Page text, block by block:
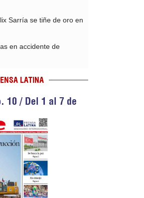
Sarría se tiñe de oro en
en accidente de
LATINA
10 / Del 1 al 7 de